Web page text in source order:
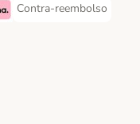
Method
Payment Method
Contra-reembolso
Contra-reembolso
Method
Method